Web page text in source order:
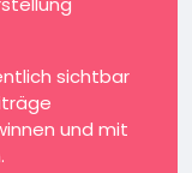
sichtbar
und mit